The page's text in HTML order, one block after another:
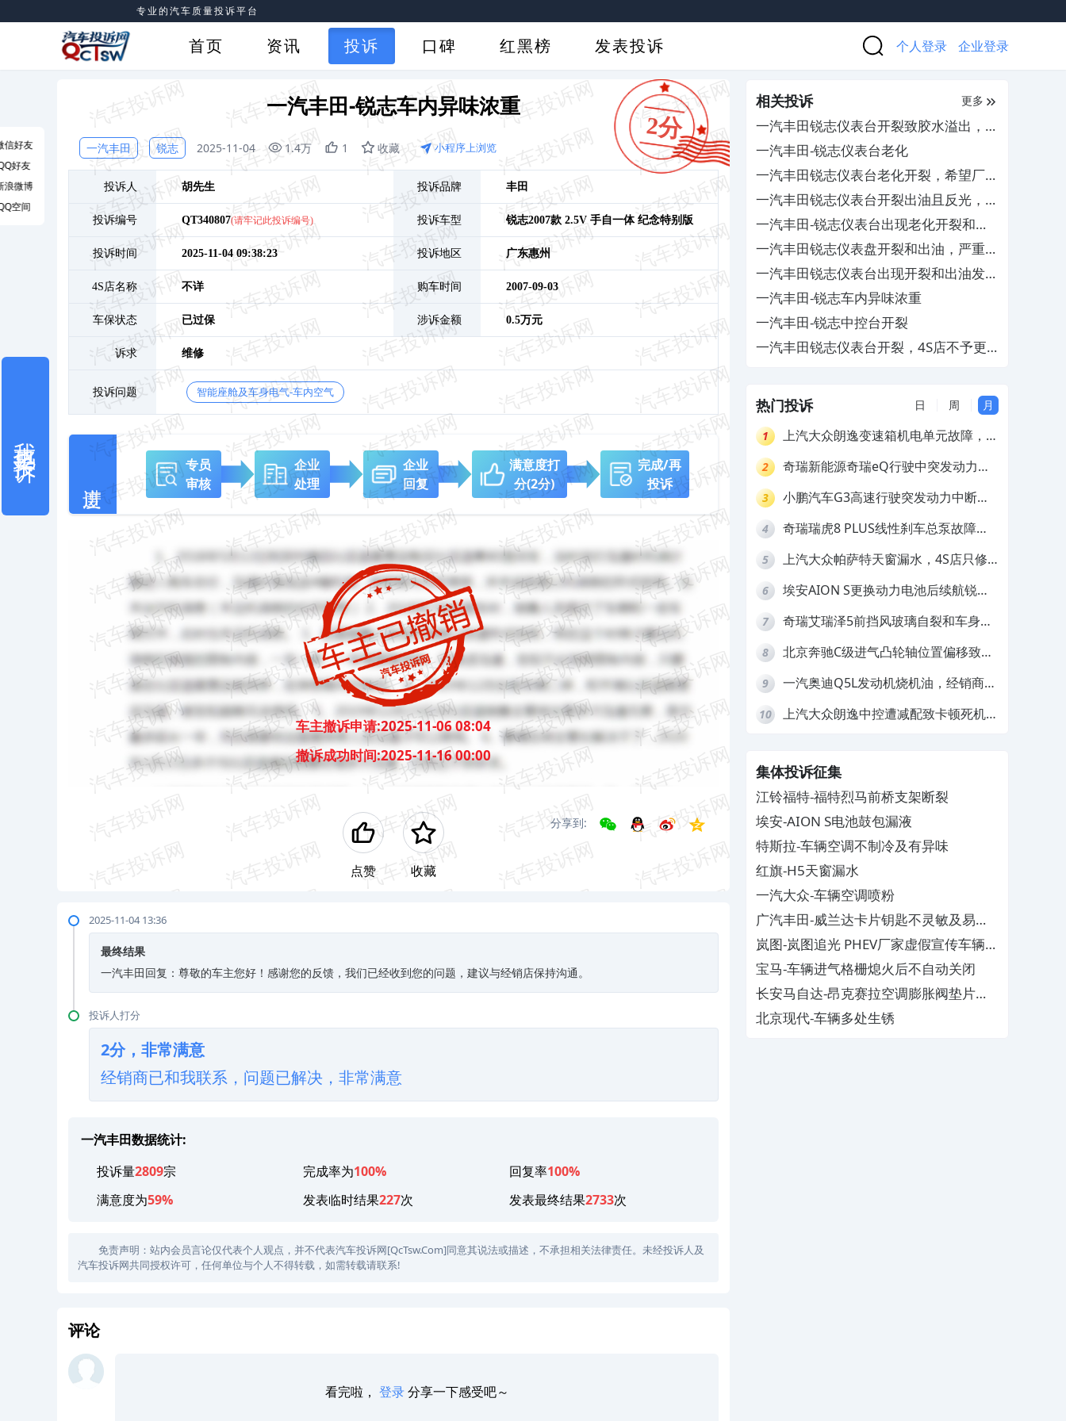
专业的汽车质量投诉平台
首页 资讯 投诉 口碑 红黑榜 发表投诉 个人登录 企业登录
2分
一汽丰田-锐志车内异味浓重
一汽丰田 锐志 2025-11-04 1.4万 1 收藏 小程序上浏览
投诉人 胡先生 投诉品牌 丰田
投诉编号 QT340807(请牢记此投诉编号) 投诉车型 锐志2007款 2.5V 手自一体 纪念特别版
投诉时间 2025-11-04 09:38:23 投诉地区 广东惠州
4S店名称 不详 购车时间 2007-09-03
车保状态 已过保 涉诉金额 0.5万元
诉求 维修
投诉问题 智能座舱及车身电气-车内空气
专员
审核
企业
处理
企业
回复
满意度打
分(2分)
完成/再
投诉
车主撤诉申请:2025-11-06 08:04
撤诉成功时间:2025-11-16 00:00
点赞 收藏
分享到:
2025-11-04 13:36
最终结果
一汽丰田回复：尊敬的车主您好！感谢您的反馈，我们已经收到您的问题，建议与经销店保持沟通。
投诉人打分
2分，非常满意
经销商已和我联系，问题已解决，非常满意
一汽丰田数据统计:
投诉量2809宗 完成率为100% 回复率100%
满意度为59% 发表临时结果227次 发表最终结果2733次
免责声明：站内会员言论仅代表个人观点，并不代表汽车投诉网[QcTsw.Com]同意其说法或描述，不承担相关法律责任。未经投诉人及
汽车投诉网共同授权许可，任何单位与个人不得转载，如需转载请联系!
评论
看完啦， 登录分享一下感受吧～
相关投诉 更多
一汽丰田锐志仪表台开裂致胶水溢出，要
求免费更换台垫
一汽丰田-锐志仪表台老化
一汽丰田锐志仪表台老化开裂，希望厂家
予以处理
一汽丰田锐志仪表台开裂出油且反光，严
重影响驾驶安全
一汽丰田-锐志仪表台出现老化开裂和反
光严重的现象
一汽丰田锐志仪表盘开裂和出油，严重影
响驾驶安全
一汽丰田锐志仪表台出现开裂和出油发粘
的现象，严重影响行车安全
一汽丰田-锐志车内异味浓重
一汽丰田-锐志中控台开裂
一汽丰田锐志仪表台开裂，4S店不予更
热门投诉 日 周 月
1
上汽大众朗逸变速箱机电单元故障，厂
2
奇瑞新能源奇瑞eQ行驶中突发动力受
拒绝三电质保
3
小鹏汽车G3高速行驶突发动力中断，
4
奇瑞瑞虎8 PLUS线性刹车总泵故障，
5
上汽大众帕萨特天窗漏水，4S店只修
6
埃安AION S更换动力电池后续航锐
7
奇瑞艾瑞泽5前挡风玻璃自裂和车身多
8
北京奔驰C级进气凸轮轴位置偏移致发
9
一汽奥迪Q5L发动机烧机油，经销商推
10
上汽大众朗逸中控遭减配致卡顿死机，
集体投诉征集
江铃福特-福特烈马前桥支架断裂
埃安-AION S电池鼓包漏液
特斯拉-车辆空调不制冷及有异味
红旗-H5天窗漏水
一汽大众-车辆空调喷粉
广汽丰田-威兰达卡片钥匙不灵敏及易消
磁
岚图-岚图追光 PHEV厂家虚假宣传车辆配
置与功能
宝马-车辆进气格栅熄火后不自动关闭
长安马自达-昂克赛拉空调膨胀阀垫片生
锈
北京现代-车辆多处生锈
信好友
好友
浪微博
空间